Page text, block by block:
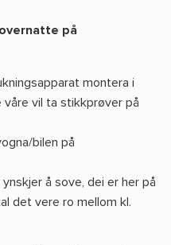
på
montera i
våre vil ta stikkprøver på
bilen på
å sove, dei er her på
det vere ro mellom kl.